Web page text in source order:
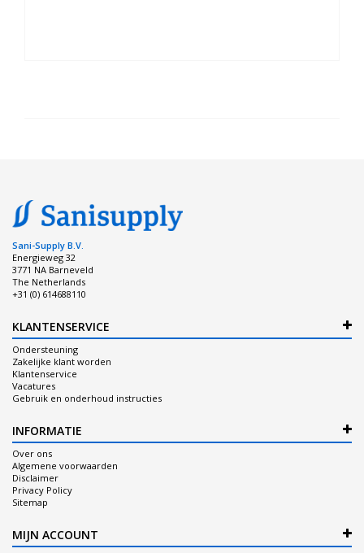
Sani-Supply B.V.
Energieweg 32
3771 NA Barneveld
The Netherlands
+31 (0) 614688110
KLANTENSERVICE
Ondersteuning
Zakelijke klant worden
Klantenservice
Vacatures
Gebruik en onderhoud instructies
INFORMATIE
Over ons
Algemene voorwaarden
Disclaimer
Privacy Policy
Sitemap
MIJN ACCOUNT